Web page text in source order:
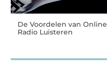
De Voordelen van Online
Radio Luisteren